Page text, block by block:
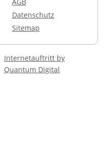
AGB
Datenschutz
Sitemap
Internetauftritt by
Quantum Digital